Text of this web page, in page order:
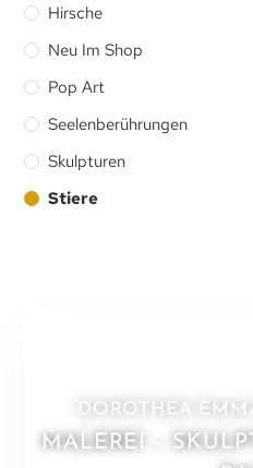
Hirsche
Neu Im Shop
Pop Art
Seelenberührungen
Skulpturen
Stiere
DOROTHEA
MALEREI –